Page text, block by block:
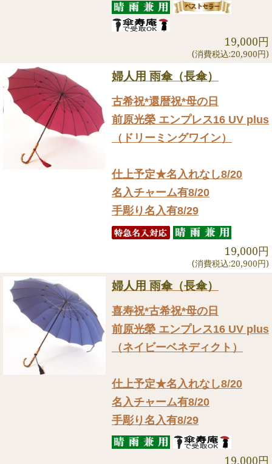
19,000円
(消費税込:20,900円)
婦人用 雨傘（長傘）
古希祝*還暦祝*母の日
前原光榮 エンプレス16 UV plus
（ドリーミングワイン）
仕上予定★名入れなし8/20
名入チャーム有8/20
手彫り名入有8/29
19,000円
(消費税込:20,900円)
婦人用 雨傘（長傘）
喜寿祝*古希祝*母の日
前原光榮 エンプレス16 UV plus
（ネイビーベネディクト）
仕上予定★名入れなし8/20
名入チャーム有8/20
手彫り名入有8/29
19,000円